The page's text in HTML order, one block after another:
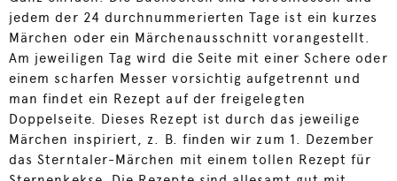
jedem der 24 durchnummerierten Tage ist ein kurzes
Märchen oder ein Märchenausschnitt vorangestellt.
Am jeweiligen Tag wird die Seite mit einer Schere oder
einem scharfen Messer vorsichtig aufgetrennt und
man findet ein Rezept auf der freigelegten
Doppelseite. Dieses Rezept ist durch das jeweilige
Märchen inspiriert, z. B. finden wir zum 1. Dezember
das Sterntaler-Märchen mit einem tollen Rezept für